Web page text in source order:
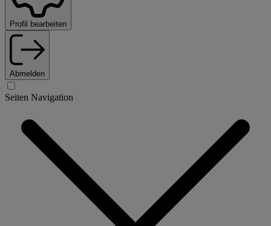
Profil bearbeiten
Abmelden
Seiten Navigation